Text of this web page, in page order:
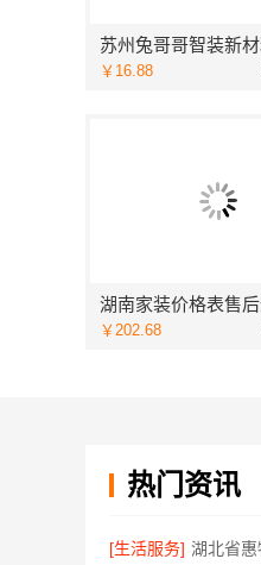
￥16.88
￥202.68
热门资讯
[生活服务]